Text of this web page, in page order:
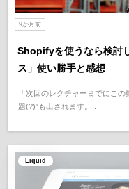
9か月前
Shopifyを使うなら検討
ス」使い勝手と感想
「次回のレクチャーまでにこ
題(?)”も出されます。..
Liquid